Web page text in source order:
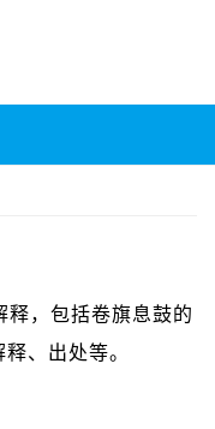
，包括卷旗息鼓的
、出处等。